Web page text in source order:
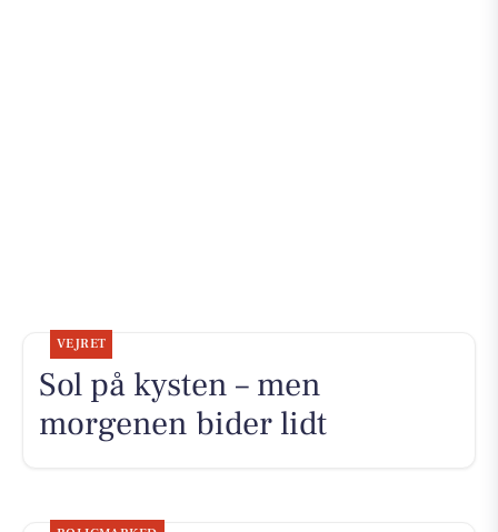
VEJRET
Sol på kysten – men
morgenen bider lidt